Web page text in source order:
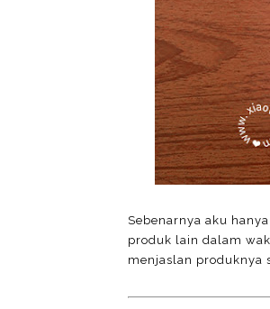
Sebenarnya aku
produk lain dalam
menjaslan produknya